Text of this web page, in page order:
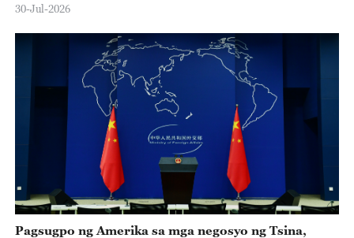
30-Jul-2026
Pagsugpo ng Amerika sa mga negosyo ng Tsina,